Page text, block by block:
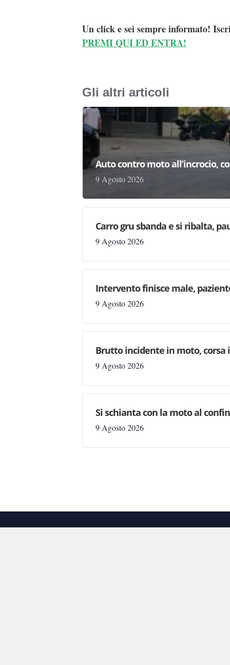
Un click e sei sempre informato!
PREMI QUI ED ENTRA!
Gli altri articoli
Auto contro moto all’incrocio,
9 Agosto 2026
Carro gru sbanda e si ribalta,
9 Agosto 2026
Intervento finisce male,
9 Agosto 2026
Brutto incidente in moto, corsa
9 Agosto 2026
Si schianta con la moto al
9 Agosto 2026